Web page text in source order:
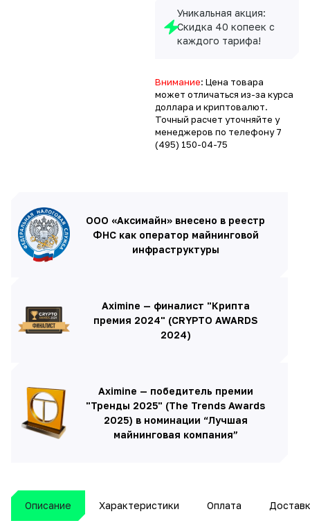
Уникальная акция:
Скидка 40 копеек с
каждого тарифа!
Внимание: Цена товара
может отличаться из-за курса
доллара и криптовалют.
Точный расчет уточняйте у
менеджеров по телефону7
(495) 150-04-75
ООО «Аксимайн» внесено в реестр
ФНС как оператор майнинговой
инфраструктуры
Aximine — финалист "Крипта
премия 2024" (CRYPTO AWARDS
2024)
Aximine — победитель премии
"Тренды 2025" (The Trends Awards
2025) в номинации “Лучшая
майнинговая компания”
Описание Характеристики Оплата